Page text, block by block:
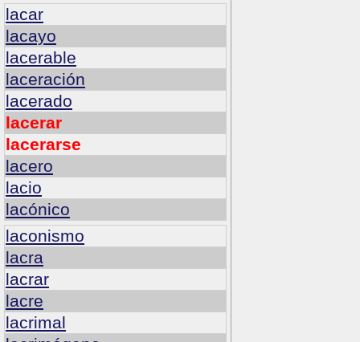
lacar
lacayo
lacerable
laceración
lacerado
lacerar
lacerarse
lacero
lacio
lacónico
laconismo
lacra
lacrar
lacre
lacrimal